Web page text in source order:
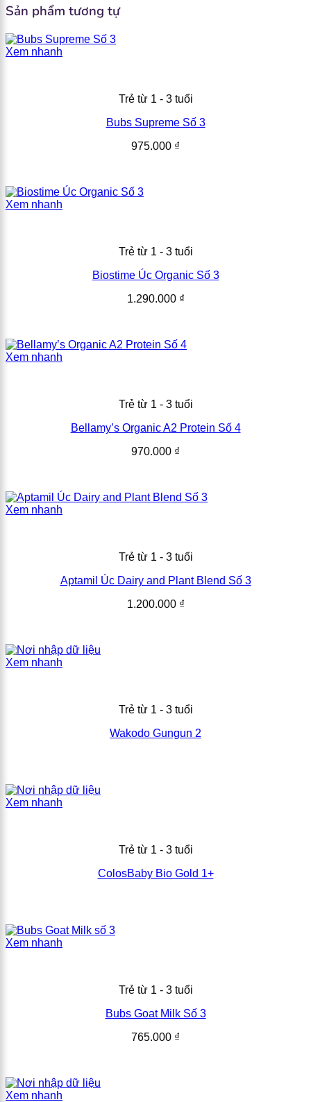
Sản phẩm tương tự
Xem nhanh
Trẻ từ 1 - 3 tuổi
Bubs Supreme Số 3
975.000 ₫
Xem nhanh
Trẻ từ 1 - 3 tuổi
Biostime Úc Organic Số 3
1.290.000 ₫
Xem nhanh
Trẻ từ 1 - 3 tuổi
Bellamy’s Organic A2 Protein Số 4
970.000 ₫
Xem nhanh
Trẻ từ 1 - 3 tuổi
Aptamil Úc Dairy and Plant Blend Số 3
1.200.000 ₫
Xem nhanh
Trẻ từ 1 - 3 tuổi
Wakodo Gungun 2
Xem nhanh
Trẻ từ 1 - 3 tuổi
ColosBaby Bio Gold 1+
Xem nhanh
Trẻ từ 1 - 3 tuổi
Bubs Goat Milk Số 3
765.000 ₫
Xem nhanh